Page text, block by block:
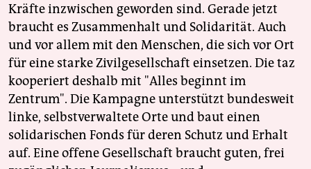
Kräfte inzwischen geworden sind. Gerade jetzt
braucht es Zusammenhalt und Solidarität. Auch
und vor allem mit den Menschen, die sich vor Ort
für eine starke Zivilgesellschaft einsetzen. Die taz
kooperiert deshalb mit "Alles beginnt im
Zentrum". Die Kampagne unterstützt bundesweit
linke, selbstverwaltete Orte und baut einen
solidarischen Fonds für deren Schutz und Erhalt
auf. Eine offene Gesellschaft braucht guten, frei